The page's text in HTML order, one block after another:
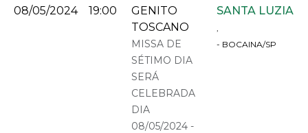
08/05/2024 19:00
GENITO
TOSCANO
MISSA DE
SÉTIMO DIA
SERÁ
CELEBRADA
DIA
08/05/2024 -
SANTA LUZIA
,
- BOCAINA/SP